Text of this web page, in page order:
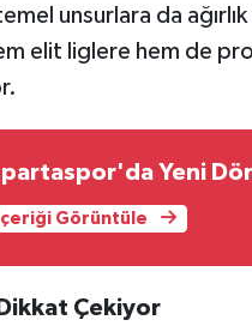
unsurlara da
elit liglere hem de
Yeni
İçeriği Görüntüle
Çekiyor